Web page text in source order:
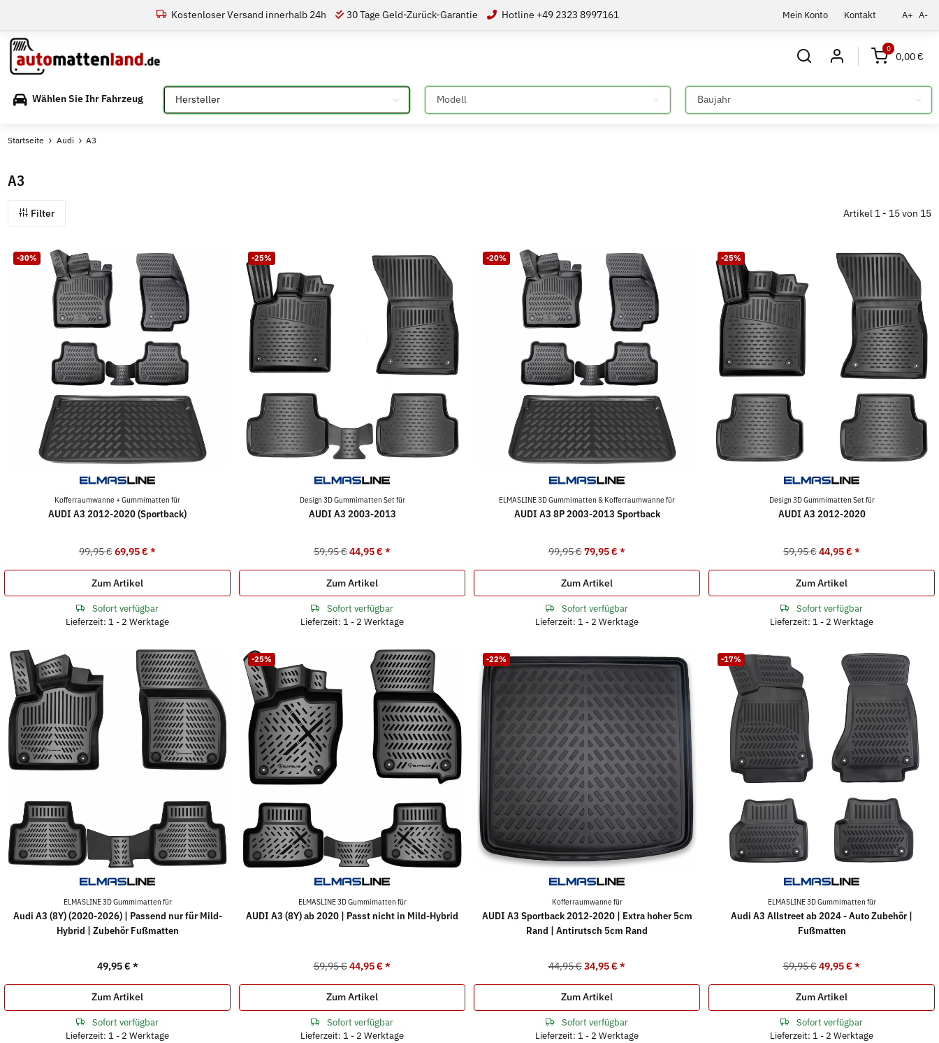
Mein Konto Kontakt A+ A-
Kostenloser Versand innerhalb 24h 30 Tage Geld-Zurück-Garantie Hotline +49 2323 8997161
0
0,00 €
Wählen Sie Ihr Fahrzeug Bitte auswählen Bitte auswählen Bitte auswählen
Startseite Audi A3
A3
Filter Artikel 1 - 15 von 15
-30%
Kofferraumwanne + Gummimatten für
AUDI A3 2012-2020 (Sportback)
99,95 € 69,95 €*
Zum Artikel
Sofort verfügbar
Lieferzeit: 1 - 2 Werktage
-25%
Design 3D Gummimatten Set für
AUDI A3 2003-2013
59,95 € 44,95 €*
Zum Artikel
Sofort verfügbar
Lieferzeit: 1 - 2 Werktage
-20%
ELMASLINE 3D Gummimatten & Kofferraumwanne für
AUDI A3 8P 2003-2013 Sportback
99,95 € 79,95 €*
Zum Artikel
Sofort verfügbar
Lieferzeit: 1 - 2 Werktage
-25%
Design 3D Gummimatten Set für
AUDI A3 2012-2020
59,95 € 44,95 €*
Zum Artikel
Sofort verfügbar
Lieferzeit: 1 - 2 Werktage
ELMASLINE 3D Gummimatten für
Audi A3 (8Y) (2020-2026) | Passend nur für Mild-
Hybrid | Zubehör Fußmatten
49,95 € *
Zum Artikel
Sofort verfügbar
Lieferzeit: 1 - 2 Werktage
-25%
ELMASLINE 3D Gummimatten für
AUDI A3 (8Y) ab 2020 | Passt nicht in Mild-Hybrid
59,95 € 44,95 €*
Zum Artikel
Sofort verfügbar
Lieferzeit: 1 - 2 Werktage
-22%
Kofferraumwanne für
AUDI A3 Sportback 2012-2020 | Extra hoher 5cm
Rand | Antirutsch 5cm Rand
44,95 € 34,95 €*
Zum Artikel
Sofort verfügbar
Lieferzeit: 1 - 2 Werktage
-17%
ELMASLINE 3D Gummimatten für
Audi A3 Allstreet ab 2024 - Auto Zubehör |
Fußmatten
59,95 € 49,95 €*
Zum Artikel
Sofort verfügbar
Lieferzeit: 1 - 2 Werktage